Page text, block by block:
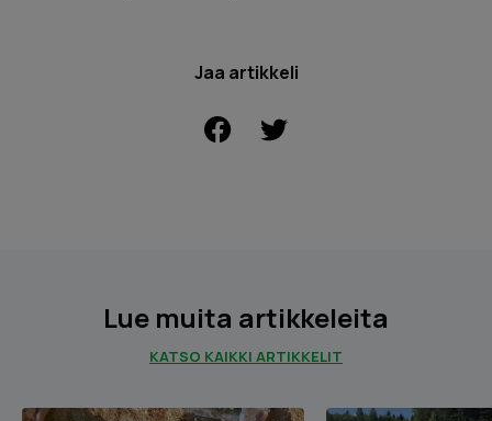
Jaa artikkeli
FACEBOOK
Lue muita artikkeleita
KATSO KAIKKI ARTIKKELIT